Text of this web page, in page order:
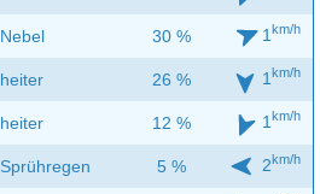
Nebel 30 % 1 km/h
heiter 26 % 1 km/h
heiter 12 % 1 km/h
Sprühregen 5 % 2km/h